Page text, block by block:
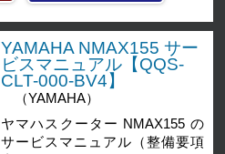
YAMAHA NMAX155 サー
ビスマニュアル【QQS-
CLT-000-BV4】
（YAMAHA）
ヤマハスクーター NMAX155 の
サービスマニュアル（整備要項